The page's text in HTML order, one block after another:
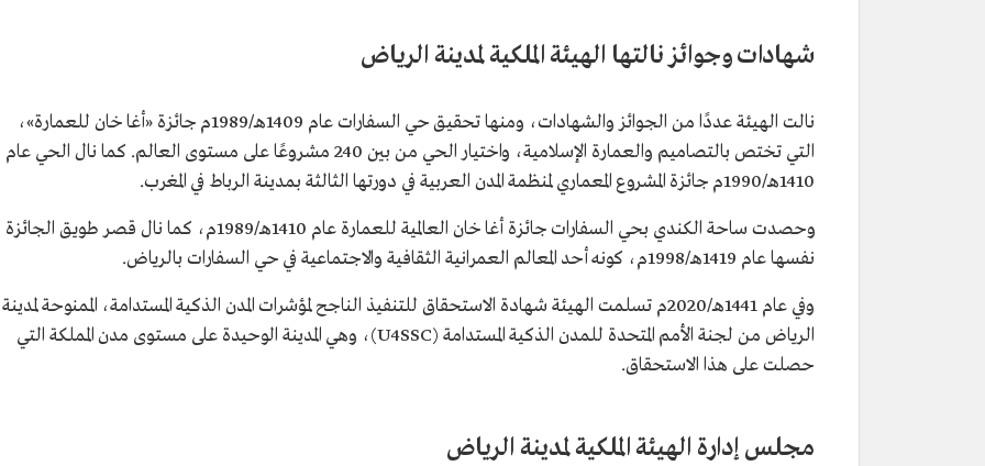
شهادات وجوائز نالتها الهيئة الملكية لمدينة الرياض
نالت الهيئة عددًا من الجوائز والشهادات، ومنها تحقيق حي السفارات عام 1409هـ/1989م جائزة «أغا خان للعمارة»،
التي تختص بالتصاميم والعمارة الإسلامية، واختيار الحي من بين 240 مشروعًا على مستوى العالم. كما نال الحي عام
1410هـ/1990م جائزة المشروع المعماري لمنظمة المدن العربية في دورتها الثالثة بمدينة الرباط في المغرب.
وحصدت ساحة الكندي بحي السفارات جائزة أغا خان العالمية للعمارة عام 1410هـ/1989م، كما نال قصر طويق الجائزة
نفسها عام 1419هـ/1998م، كونه أحد المعالم العمرانية الثقافية والاجتماعية في حي السفارات بالرياض.
وفي عام 1441هـ/2020م تسلمت الهيئة شهادة الاستحقاق للتنفيذ الناجح لمؤشرات المدن الذكية المستدامة، الممنوحة لمدينة
الرياض من لجنة الأمم المتحدة للمدن الذكية المستدامة (U4SSC)، وهي المدينة الوحيدة على مستوى مدن المملكة التي
حصلت على هذا الاستحقاق.
مجلس إدارة الهيئة الملكية لمدينة الرياض